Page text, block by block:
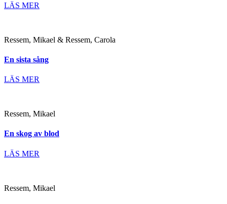
LÄS MER
Ressem, Mikael & Ressem, Carola
En sista sång
LÄS MER
Ressem, Mikael
En skog av blod
LÄS MER
Ressem, Mikael